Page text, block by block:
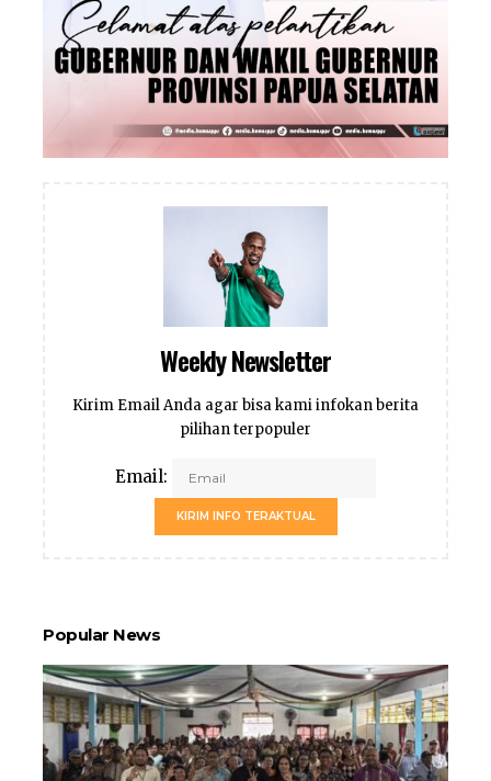
Weekly Newsletter
Kirim Email Anda agar bisa kami infokan berita
pilihan terpopuler
Email:
KIRIM INFO TERAKTUAL
Popular News